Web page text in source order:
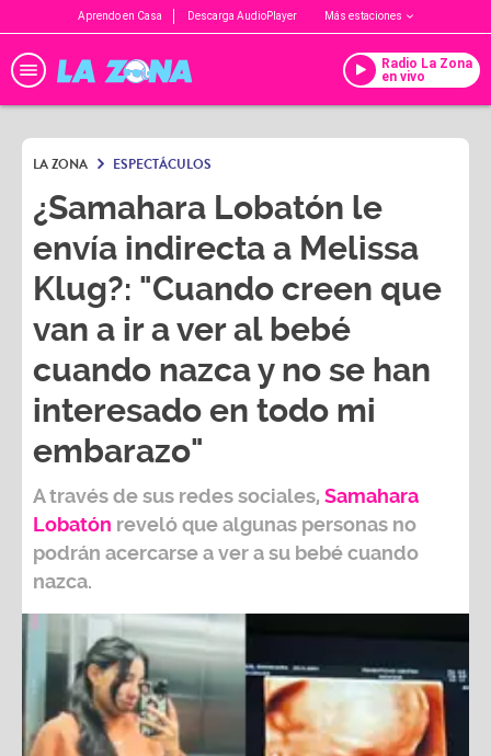
Aprendo en Casa Descarga AudioPlayer Más estaciones
Radio La Zona
en vivo
LA ZONA ESPECTÁCULOS
¿Samahara Lobatón le
envía indirecta a Melissa
Klug?: "Cuando creen que
van a ir a ver al bebé
cuando nazca y no se han
interesado en todo mi
embarazo"
A través de sus redes sociales, Samahara
Lobatón reveló que algunas personas no
podrán acercarse a ver a su bebé cuando
nazca.